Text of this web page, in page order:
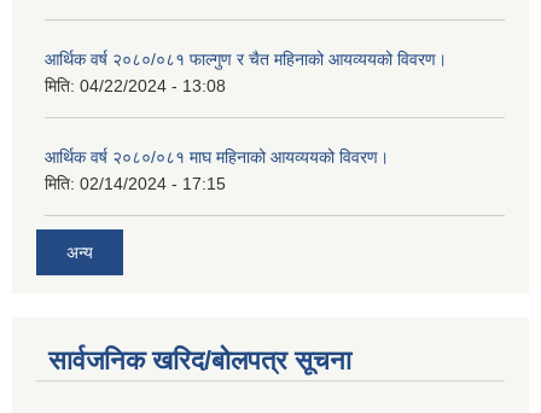
आर्थिक वर्ष २०८०/०८१ फाल्गुण र चैत महिनाको आयव्ययको विवरण।
मिति: 04/22/2024 - 13:08
आर्थिक वर्ष २०८०/०८१ माघ महिनाको आयव्ययको विवरण।
मिति: 02/14/2024 - 17:15
अन्य
सार्वजनिक खरिद/बोलपत्र सूचना